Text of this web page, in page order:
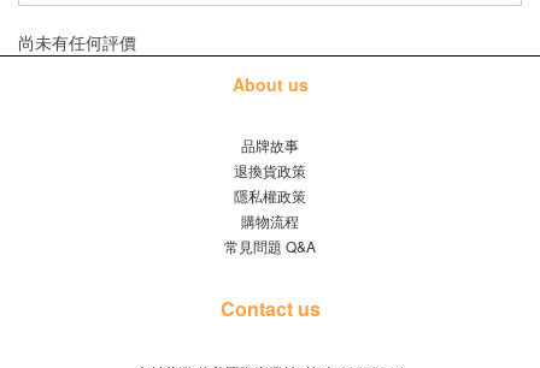
尚未有任何評價
About us
品牌故事
退換貨政策
隱私權政策
購物流程
常見問題 Q&A
Contact us